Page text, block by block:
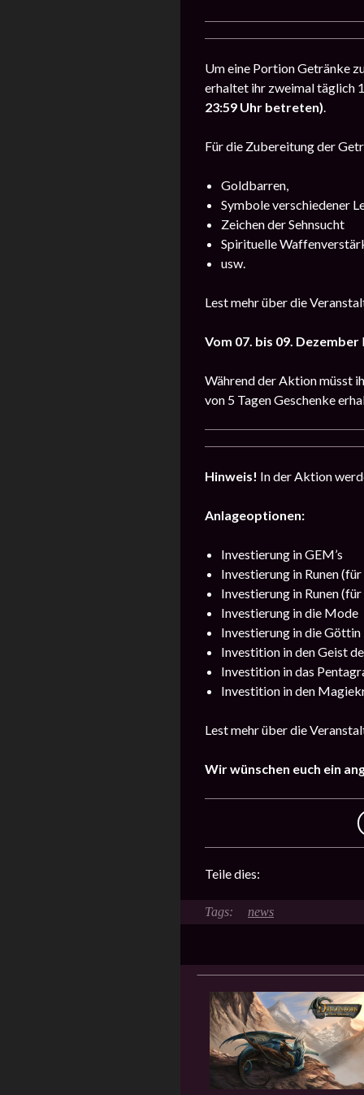
Um eine Portion Getränke
erhaltet ihr zweimal täglich
23:59 Uhr betreten).
Für die Zubereitung der
Goldbarren,
Symbole verschiedener
Zeichen der Sehnsucht
Spirituelle
usw.
Lest mehr über die
Vom 07. bis 09. Dezember
Während der Aktion müsst
von 5 Tagen Geschenke
Hinweis! In der Aktion
Anlageoptionen:
Investierung in GEM’s
Investierung in Runen
Investierung in Runen
Investierung in die Mode
Investierung in die Göttin
Investition in den Geist
Investition in das
Investition in den
Lest mehr über die
Wir wünschen euch ein
Teile dies:
news